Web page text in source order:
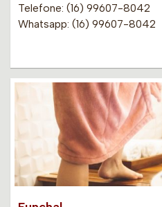
Telefone: (16) 99607-8042
Whatsapp: (16) 99607-8042